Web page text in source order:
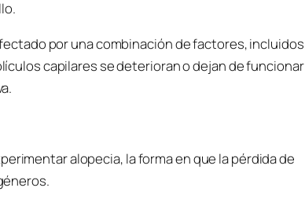
por una combinación de factores, incluidos
capilares se deterioran o dejan de funcionar
alopecia, la forma en que la pérdida de